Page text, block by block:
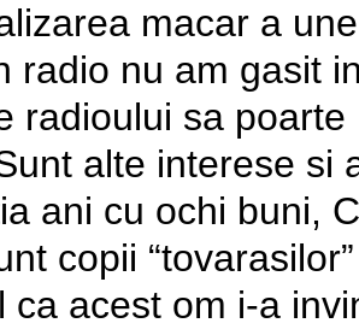
macar a
radio nu am gasit
radioului sa
alte interese
ani cu ochi buni,
copii
ca acest om i-a